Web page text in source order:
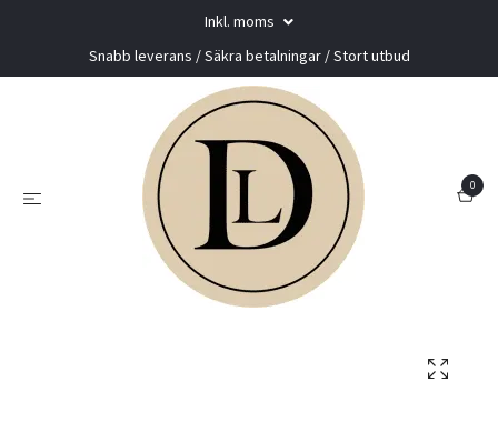
Inkl. moms
Snabb leverans / Säkra betalningar / Stort utbud
0